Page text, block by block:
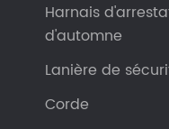
Harnais
d'automne
Lanière de
Corde